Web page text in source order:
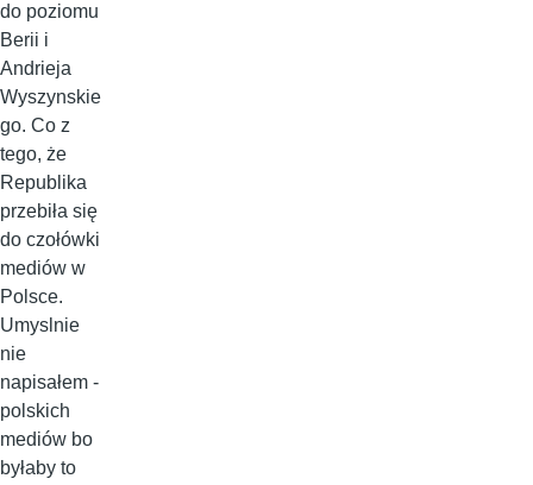
do poziomu
Berii i
Andrieja
Wyszynskie
go. Co z
tego, że
Republika
przebiła się
do czołówki
mediów w
Polsce.
Umyslnie
nie
napisałem -
polskich
mediów bo
byłaby to